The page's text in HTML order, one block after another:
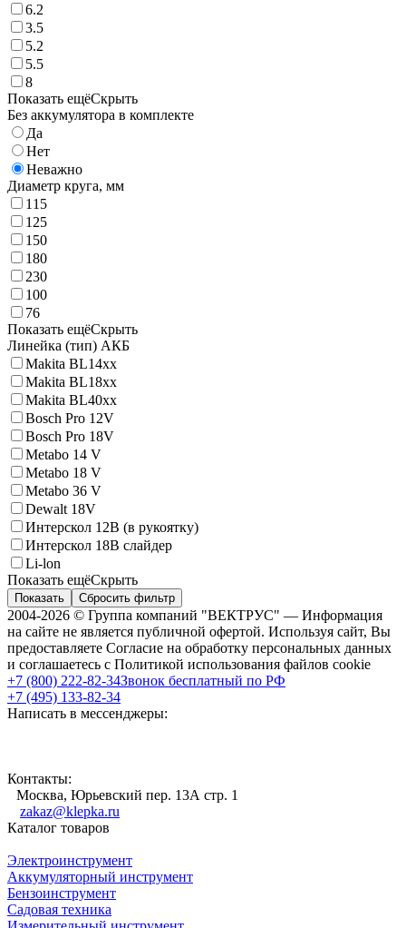
6.2
3.5
5.2
5.5
8
Показать ещёСкрыть
Без аккумулятора в комплекте
Да
Нет
Неважно
Диаметр круга, мм
115
125
150
180
230
100
76
Показать ещёСкрыть
Линейка (тип) АКБ
Makita BL14xx
Makita BL18xx
Makita BL40xx
Bosch Pro 12V
Bosch Pro 18V
Metabo 14 V
Metabo 18 V
Metabo 36 V
Dewalt 18V
Интерскол 12В (в рукоятку)
Интерскол 18В слайдер
Li-lon
Показать ещёСкрыть
Показать Сбросить фильтр
2004-2026 © Группа компаний "ВЕКТРУС" — Информация
на сайте не является публичной офертой. Используя сайт, Вы
предоставляете Согласие на обработку персональных данных
и соглашаетесь с Политикой использования файлов cookie
+7 (800) 222-82-34Звонок бесплатный по РФ
+7 (495) 133-82-34
Написать в мессенджеры:
Контакты:
Москва, Юрьевский пер. 13А стр. 1
zakaz@klepka.ru
Каталог товаров
Электроинструмент
Аккумуляторный инструмент
Бензоинструмент
Садовая техника